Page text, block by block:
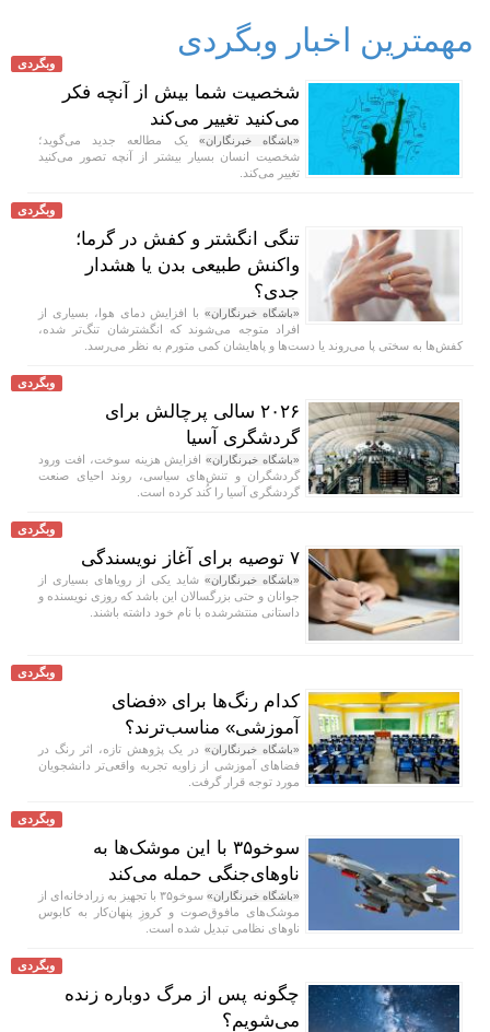
مهمترین اخبار وبگردی
وبگردی
شخصیت شما بیش از آنچه فکر
می‌کنید تغییر می‌کند
«باشگاه خبرنگاران» یک مطالعه جدید می‌گوید؛
شخصیت انسان بسیار بیشتر از آنچه تصور می‌کنید
تغییر می‌کند.
وبگردی
تنگی انگشتر و کفش در گرما؛
واکنش طبیعی بدن یا هشدار
جدی؟
«باشگاه خبرنگاران»با افزایش دمای هوا، بسیاری از
افراد متوجه می‌شوند که انگشترشان تنگ‌تر شده،
کفش‌ها به سختی پا می‌روند یا دست‌ها و پاهایشان کمی متورم به نظر می‌رسد.
وبگردی
۲۰۲۶ سالی پرچالش برای
گردشگری آسیا
«باشگاه خبرنگاران»افزایش هزینه سوخت، افت ورود
گردشگران و تنش‌های سیاسی، روند احیای صنعت
گردشگری آسیا را کُند کرده است.
وبگردی
۷ توصیه برای آغاز نویسندگی
«باشگاه خبرنگاران» شاید یکی از رویا‌های بسیاری از
جوانان و حتی بزرگسالان این باشد که روزی نویسنده و
داستانی منتشرشده با نام خود داشته باشند.
وبگردی
کدام رنگ‌ها برای «فضای
آموزشی» مناسب‌ترند؟
«باشگاه خبرنگاران»در یک پژوهش تازه، اثر رنگ در
فضا‌های آموزشی از زاویه تجربه واقعی‌تر دانشجویان
مورد توجه قرار گرفت.
وبگردی
سوخو۳۵ با این موشک‌ها به
ناوهای‌جنگی حمله می‌کند
«باشگاه خبرنگاران»
سوخو۳۵ با تجهیز به زرادخانه‌ای از
موشک‌های مافوق‌صوت و کروزِ پنهان‌کار به کابوس
ناو‌های نظامی تبدیل شده است.
وبگردی
چگونه پس از مرگ دوباره زنده
می‌شویم؟